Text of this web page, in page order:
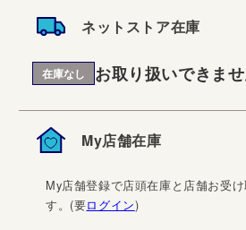
ネットストア在庫
在庫なし お取り扱いできま
My店舗在庫
My店舗登録で店頭在庫と店舗お受
す。(要ログイン)